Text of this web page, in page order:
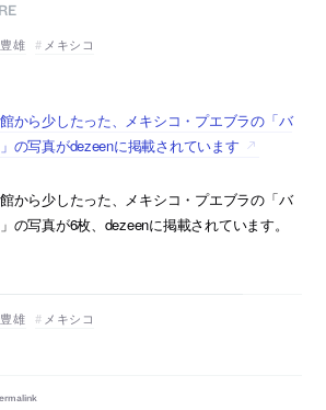
雄 メキシコ
から少したった、メキシコ・プエブラの「バ
の写真がdezeenに掲載されています
から少したった、メキシコ・プエブラの「バ
の写真が6枚、dezeenに掲載されています。
雄 メキシコ